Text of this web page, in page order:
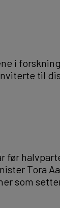
i
til
før
Tora
som